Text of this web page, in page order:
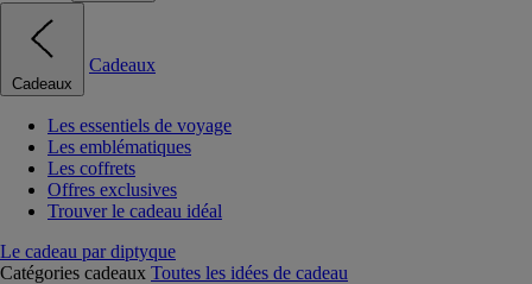
Cadeaux
Cadeaux
Les essentiels de voyage
Les emblématiques
Les coffrets
Offres exclusives
Trouver le cadeau idéal
Le cadeau par diptyque
Catégories cadeaux Toutes les idées de cadeau